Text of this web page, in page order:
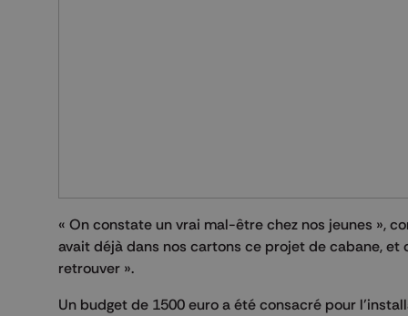
« On constate un vrai mal-être chez nos jeunes »,
avait déjà dans nos cartons ce projet de cabane,
retrouver ».
Un budget de 1500 euro a été consacré pour